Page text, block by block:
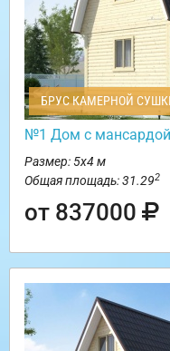
БРУС КАМЕРНОЙ
№1 Дом с
Размер: 5х4 м
Общая площадь: 31.292
от 837000